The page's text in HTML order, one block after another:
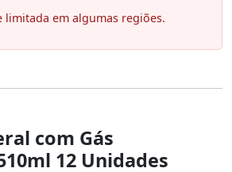
em algumas regiões.
com Gás
12 Unidades